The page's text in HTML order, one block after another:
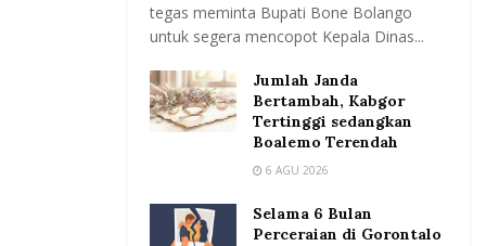
tegas meminta Bupati Bone Bolango
untuk segera mencopot Kepala Dinas...
Jumlah Janda
Bertambah, Kabgor
Tertinggi sedangkan
Boalemo Terendah
6 AGU 2026
Selama 6 Bulan
Perceraian di Gorontalo